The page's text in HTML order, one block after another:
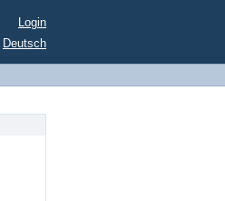
Login
Deutsch